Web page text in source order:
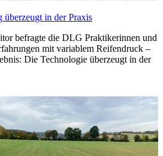
überzeugt in der Praxis
befragte die DLG Praktikerinnen und
mit variablem Reifendruck –
Die Technologie überzeugt in der